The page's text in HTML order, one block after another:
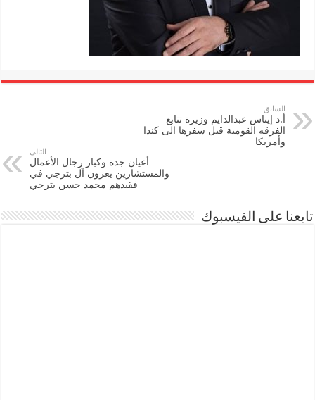
السابق
أ.د إيناس عبدالدايم وزيرة تتابع
الفرقه القومية قبل سفرها الى كندا
وأمريكا
التالي
أعيان جدة وكبار رجال الأعمال
والمستشارين يعزون آل بترجي في
فقيدهم محمد حسن بترجي
تابعنا على الفيسبوك